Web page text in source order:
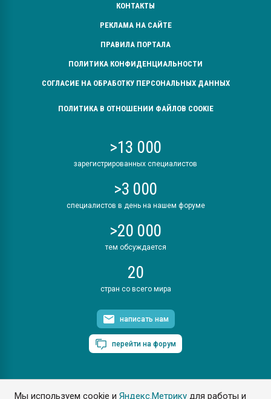
Мы используем cookie иЯндекс.Метрику для работы и
КОНТАКТЫ
РЕКЛАМА НА САЙТЕ
ПРАВИЛА ПОРТАЛА
ПОЛИТИКА КОНФИДЕНЦИАЛЬНОСТИ
СОГЛАСИЕ НА ОБРАБОТКУ ПЕРСОНАЛЬНЫХ ДАННЫХ
ПОЛИТИКА В ОТНОШЕНИИ ФАЙЛОВ COOKIE
>13 000
зарегистрированных специалистов
>3 000
специалистов в день на нашем форуме
>20 000
тем обсуждается
20
стран со всего мира
написать нам
перейти на форум
ПластЭксперт © 2006. Все права защищены